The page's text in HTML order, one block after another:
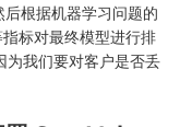
根据机器学习问题的
标对最终模型进行排
为我们要对客户是否丢